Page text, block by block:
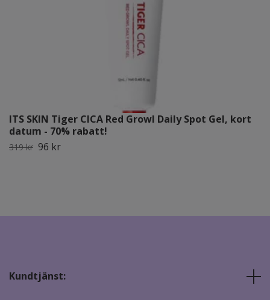
ITS SKIN Tiger CICA Red Growl Daily Spot Gel, kort
datum - 70% rabatt!
319 kr 96 kr
Kundtjänst: